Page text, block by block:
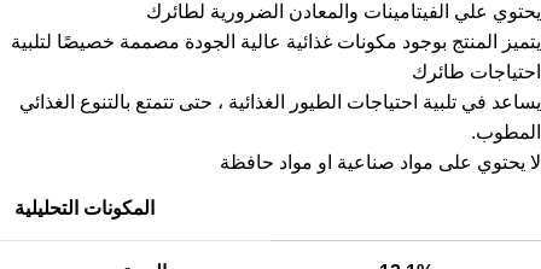
يحتوي علي الفيتامينات والمعادن الضرورية لطائرك
يتميز المنتج بوجود مكونات غذائية عالية الجودة مصممة خصيصًا لتلبية
احتياجات طائرك
يساعد في تلبية احتياجات الطيور الغذائية ، حتى تتمتع بالتنوع الغذائي
المطوب.
لا يحتوي على مواد صناعية او مواد حافظة
المكونات التحليلية